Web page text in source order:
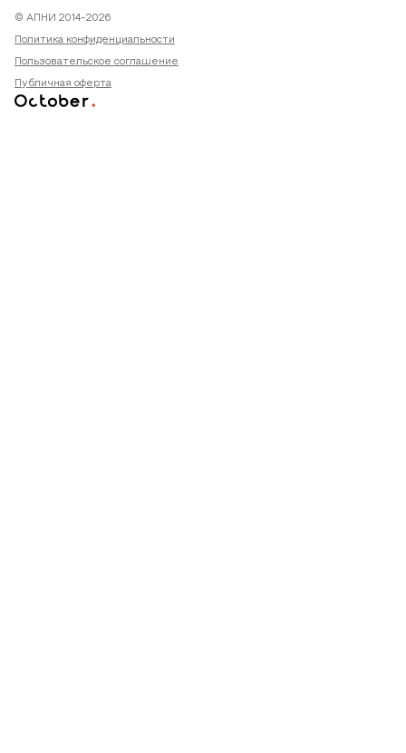
© АПНИ 2014-2026
Политика конфиденциальности
Пользовательское соглашение
Публичная оферта